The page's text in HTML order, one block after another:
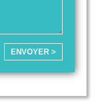
ENVOYER >